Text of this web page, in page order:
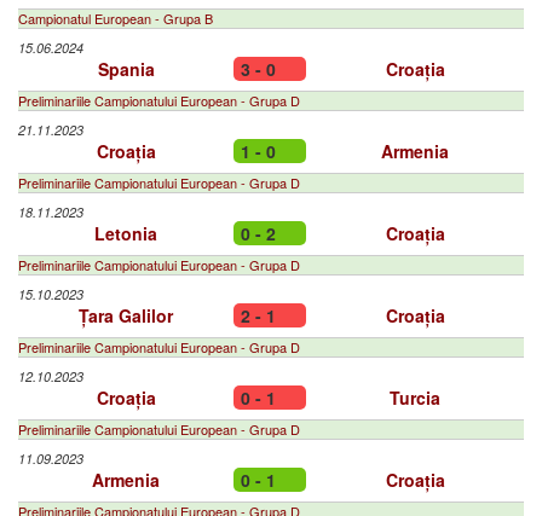
Campionatul European - Grupa B
15.06.2024
Spania 3 - 0 Croația
Preliminariile Campionatului European - Grupa D
21.11.2023
Croația 1 - 0 Armenia
Preliminariile Campionatului European - Grupa D
18.11.2023
Letonia 0 - 2 Croația
Preliminariile Campionatului European - Grupa D
15.10.2023
Țara Galilor 2 - 1 Croația
Preliminariile Campionatului European - Grupa D
12.10.2023
Croația 0 - 1 Turcia
Preliminariile Campionatului European - Grupa D
11.09.2023
Armenia 0 - 1 Croația
Preliminariile Campionatului European - Grupa D